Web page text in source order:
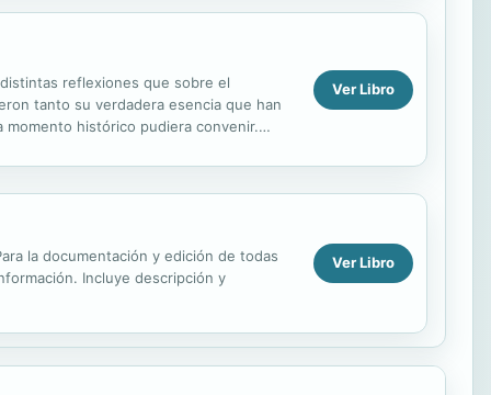
reflexiones que sobre el
tanto su verdadera esencia que han
momento histórico pudiera convenir.
Ver Libro
la documentación y edición de todas
Incluye descripción y
Ver Libro